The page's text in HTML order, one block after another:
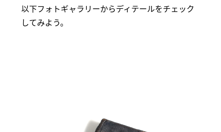
以下フォトギャラリーからディテールをチェック
してみよう。